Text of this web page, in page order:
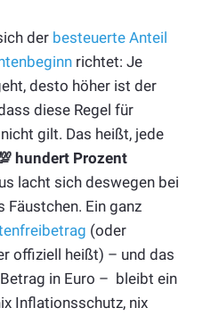
der besteuerte Anteil
richtet: Je
desto höher ist der
diese Regel für
gilt. Das heißt, jede
hundert Prozent
lacht sich deswegen bei
Fäustchen. Ein ganz
(oder
offiziell heißt) – und das
in Euro – bleibt ein
Inflationsschutz, nix